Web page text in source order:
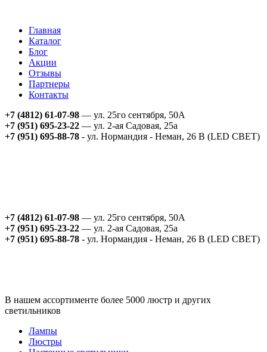
Главная
Каталог
Блог
Акции
Отзывы
Партнеры
Контакты
+7 (4812) 61-07-98 — ул. 25го сентября, 50А
+7 (951) 695-23-22 — ул. 2-ая Садовая, 25а
+7 (951) 695-88-78 - ул. Нормандия - Неман, 26 В (LED СВЕТ)
+7 (4812) 61-07-98 — ул. 25го сентября, 50А
+7 (951) 695-23-22 — ул. 2-ая Садовая, 25а
+7 (951) 695-88-78 - ул. Нормандия - Неман, 26 В (LED СВЕТ)
В нашем ассортименте более 5000 люстр и других
светильников
Лампы
Люстры